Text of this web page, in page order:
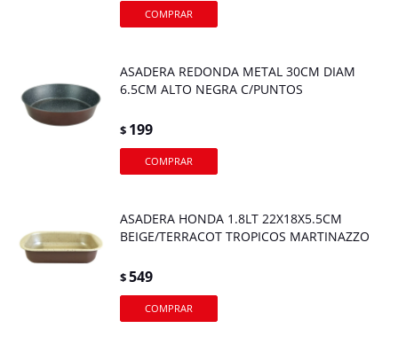
ASADERA REDONDA METAL 30CM DIAM
6.5CM ALTO NEGRA C/PUNTOS
$ 199
ASADERA HONDA 1.8LT 22X18X5.5CM
BEIGE/TERRACOT TROPICOS MARTINAZZO
$549